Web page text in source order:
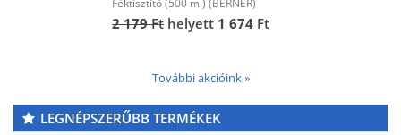
Féktisztító (500 ml) (BERNER)
2 179 Ft helyett 1 674 Ft
További akcióink »
LEGNÉPSZERŰBB TERMÉKEK